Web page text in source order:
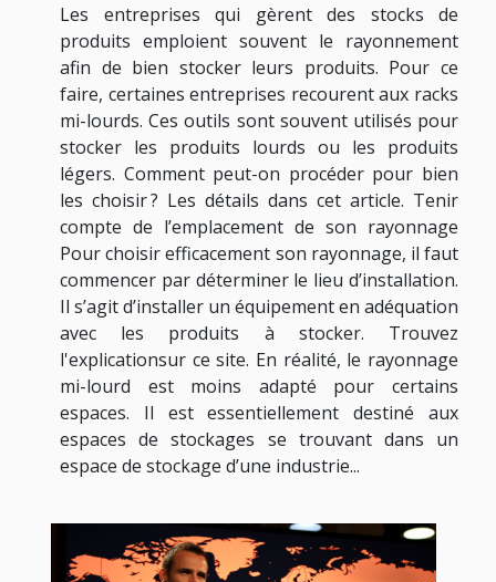
Les entreprises qui gèrent des stocks de
produits emploient souvent le rayonnement
afin de bien stocker leurs produits. Pour ce
faire, certaines entreprises recourent aux racks
mi-lourds. Ces outils sont souvent utilisés pour
stocker les produits lourds ou les produits
légers. Comment peut-on procéder pour bien
les choisir ? Les détails dans cet article. Tenir
compte de l’emplacement de son rayonnage
Pour choisir efficacement son rayonnage, il faut
commencer par déterminer le lieu d’installation.
Il s’agit d’installer un équipement en adéquation
avec les produits à stocker. Trouvez
l'explicationsur ce site. En réalité, le rayonnage
mi-lourd est moins adapté pour certains
espaces. Il est essentiellement destiné aux
espaces de stockages se trouvant dans un
espace de stockage d’une industrie...